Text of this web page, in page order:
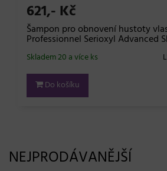
621,- Kč
Šampon pro obnovení hustoty
Professionnel Serioxyl Advanced
Skladem 20 a více ks
Do košíku
NEJPRODÁVANĚJŠÍ